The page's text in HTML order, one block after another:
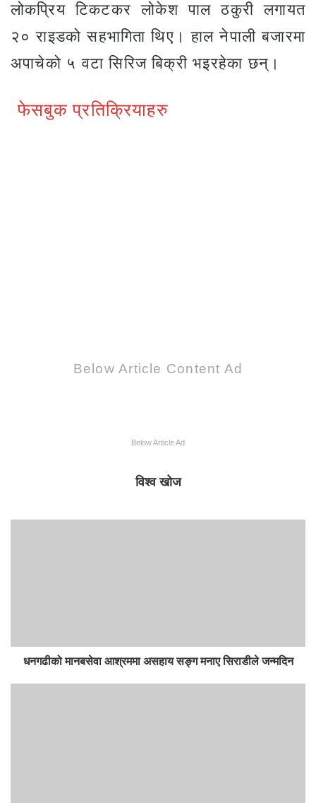
लोकप्रिय टिकटकर लोकेश पाल ठकुरी लगायत
२० राइडको सहभागिता थिए। हाल नेपाली बजारमा
अपाचेको ५ वटा सिरिज बिक्री भइरहेका छन्।
फेसबुक प्रतिक्रियाहरु
Below Article Content Ad
Below Article Ad
विश्व खोज
धनगढीको मानबसेवा आश्रममा असहाय सङ्ग मनाए सिराडीले जन्मदिन